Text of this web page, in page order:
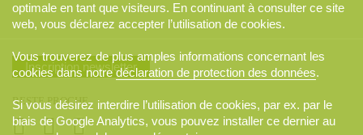
Inscription newsletter
RESTE PROCHE
optimale en tant que visiteurs. En continuant à consulter ce site
web, vous déclarez accepter l’utilisation de cookies.
Vous trouverez de plus amples informations concernant les
cookies dans notredéclaration de protection des données.
Si vous désirez interdire l’utilisation de cookies, par ex. par le
biais de Google Analytics, vous pouvez installer ce dernier au